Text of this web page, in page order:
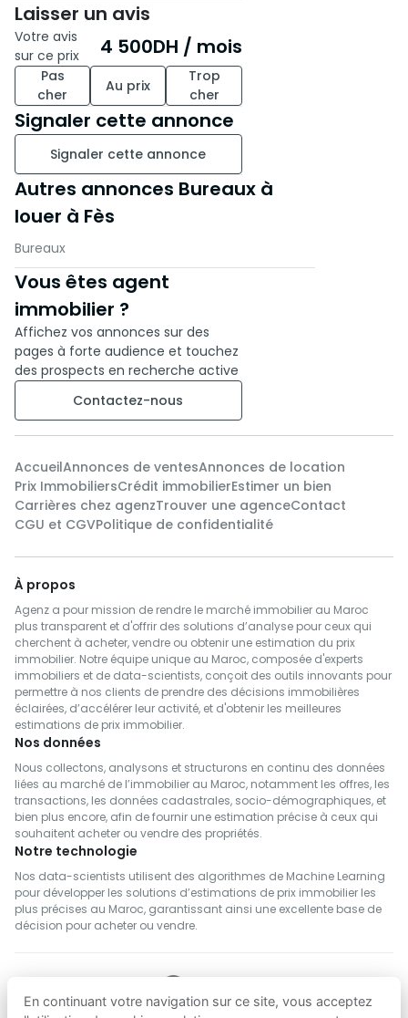
Laisser un avis
Votre avis
sur ce prix
4 500DH / mois
Pas
cher
Au prix
Trop
cher
Signaler cette annonce
Signaler cette annonce
Autres annonces Bureaux à
louer à Fès
Bureaux
Vous êtes agent
immobilier ?
Affichez vos annonces sur des
pages à forte audience et touchez
des prospects en recherche active
Contactez-nous
AccueilAnnonces de ventesAnnonces de location
Prix ImmobiliersCrédit immobilierEstimer un bien
Carrières chez agenzTrouver une agenceContact
CGU et CGVPolitique de confidentialité
À propos
Agenz a pour mission de rendre le marché immobilier au Maroc
plus transparent et d'offrir des solutions d’analyse pour ceux qui
cherchent à acheter, vendre ou obtenir une estimation du prix
immobilier. Notre équipe unique au Maroc, composée d'experts
immobiliers et de data-scientists, conçoit des outils innovants pour
permettre à nos clients de prendre des décisions immobilières
éclairées, d’accélérer leur activité, et d'obtenir les meilleures
estimations de prix immobilier.
Nos données
Nous collectons, analysons et structurons en continu des données
liées au marché de l’immobilier au Maroc, notamment les offres, les
transactions, les données cadastrales, socio-démographiques, et
bien plus encore, afin de fournir une estimation précise à ceux qui
souhaitent acheter ou vendre des propriétés.
Notre technologie
Nos data-scientists utilisent des algorithmes de Machine Learning
pour développer les solutions d’estimations de prix immobilier les
plus précises au Maroc, garantissant ainsi une excellente base de
décision pour acheter ou vendre.
En continuant votre navigation sur ce site, vous acceptez